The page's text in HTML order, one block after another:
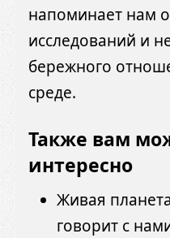
напоминает нам
исследований и
бережного
среде.
Также вам
интересно
Живая
говорит с